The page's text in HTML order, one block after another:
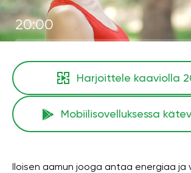
20:00
Harjoittele kaaviolla
Mobiilisovelluksessa
Iloisen aamun jooga antaa energiaa ja